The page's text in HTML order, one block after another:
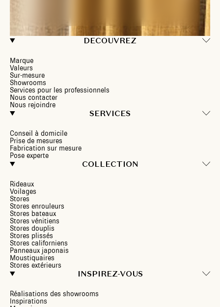
DECOUVREZ
Marque
Valeurs
Sur-mesure
Showrooms
Services pour les professionnels
Nous contacter
Nous rejoindre
SERVICES
Conseil à domicile
Prise de mesures
Fabrication sur mesure
Pose experte
COLLECTION
Rideaux
Voilages
Stores
Stores enrouleurs
Stores bateaux
Stores vénitiens
Stores douplis
Stores plissés
Stores californiens
Panneaux japonais
Moustiquaires
Stores extérieurs
INSPIREZ-VOUS
Réalisations des showrooms
Inspirations